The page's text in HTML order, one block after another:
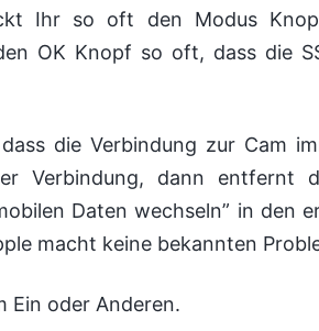
Ihr so oft den Modus
OK Knopf so oft, dass die
die Verbindung zur Cam
Verbindung, dann entfernt
Daten wechseln” in den
macht keine bekannten
Ein oder Anderen.